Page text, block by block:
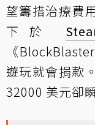
望籌措治療費
下於
《
遊玩就會捐款
32000 美元卻